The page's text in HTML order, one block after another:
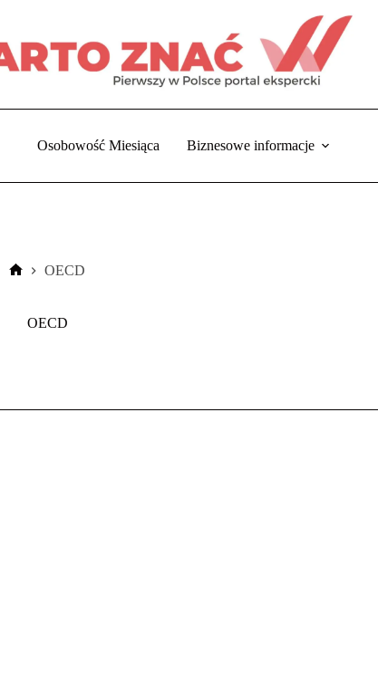
Osobowość Miesiąca Biznesowe informacje
OECD
OECD